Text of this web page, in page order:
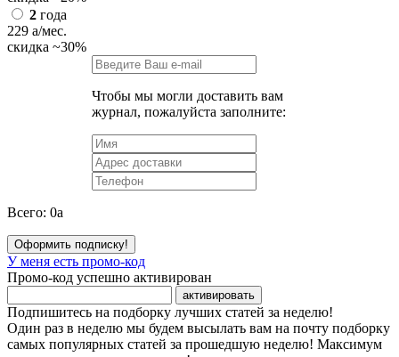
2 года
229 a/мес.
скидка ~30%
Чтобы мы могли доставить вам
журнал, пожалуйста заполните:
Всего: 0a
Оформить подписку!
У меня есть промо-код
Промо-код успешно активирован
активировать
Подпишитесь на подборку лучших статей за неделю!
Один раз в неделю мы будем высылать вам на почту подборку
самых популярных статей за прошедшую неделю! Максимум